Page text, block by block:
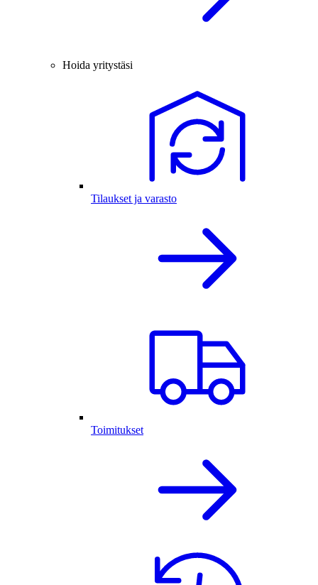
Hoida yritystäsi
Tilaukset ja varasto
Toimitukset